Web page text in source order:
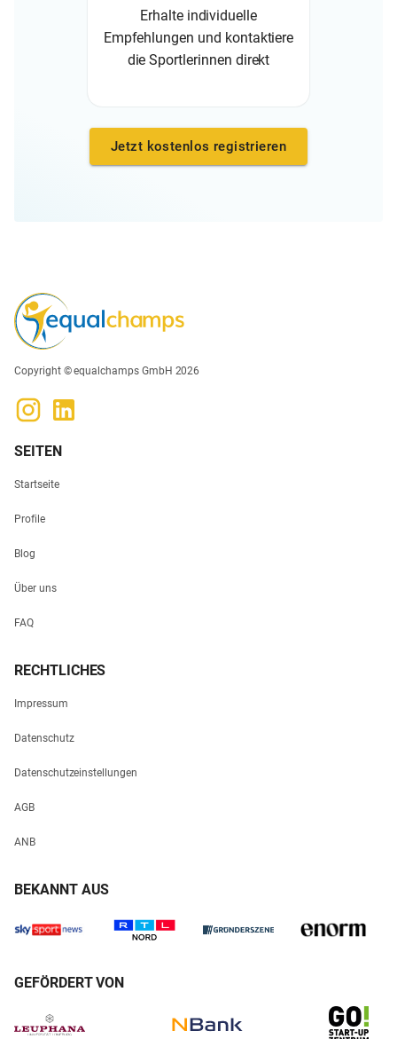
Erhalte individuelle
Empfehlungen und kontaktiere
die Sportlerinnen direkt
Jetzt kostenlos registrieren
Copyright © equalchamps GmbH 2026
SEITEN
Startseite
Profile
Blog
Über uns
FAQ
RECHTLICHES
Impressum
Datenschutz
Datenschutzeinstellungen
AGB
ANB
BEKANNT AUS
GEFÖRDERT VON